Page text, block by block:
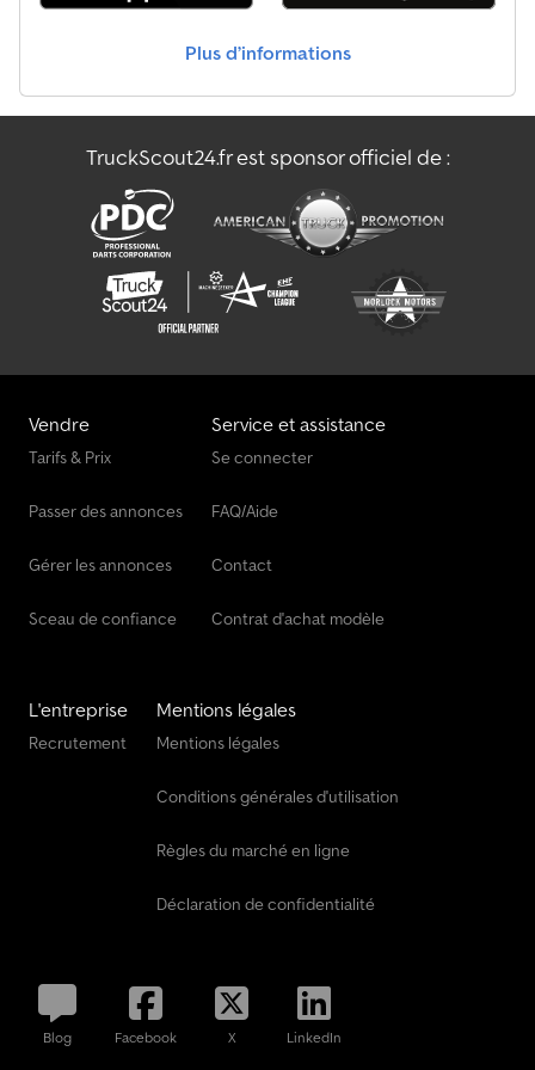
amortisseurs + homologation 100 km/h * Anneaux d’arrimage
Livraison : Livraison possible par transporteur, 1,50 € par kilomètre
270 € HT. Consultez également notre site web. Vous pouvez
accessoires sur demande : B L Y S S transporttechnik GmbH
Dieselstr. 8 85084 Reichertshofen Tél. : B L Y S S transporttechnik
GmbH Burenkamp 18-20 46286 Dorsten - Wulfen Tél. : ?
FINANCEMENT OU LEASING POSSIBLE* Numéro du véhicule
(pour demandes clients) Les illustrations peuvent ne pas
correspondre à la version standard, modifications techniques
(par exemple dimensions des pneus) sous réserve de
Plus d’informations
TruckScout24.fr est sponsor officiel de :
Vendre
Tarifs & Prix
Passer des annonces
Gérer les annonces
Sceau de confiance
Service et assistance
Se connecter
FAQ/Aide
Contact
Contrat d'achat modèle
L'entreprise
Recrutement
Mentions légales
Mentions légales
Conditions générales d'utilisation
Règles du marché en ligne
Déclaration de confidentialité
Blog Facebook X LinkedIn